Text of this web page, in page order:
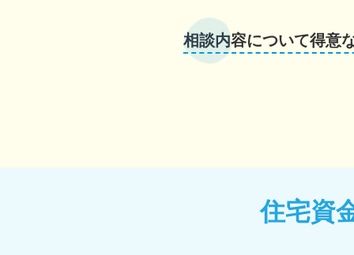
相談内容について得意
住宅資